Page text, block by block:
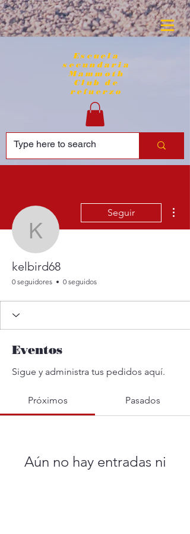
Escuela
secundaria
Mammoth
Club de
refuerzo
kelbird68
Seguir
kelbird68
0 seguidores 0 seguidos
Eventos
Sigue y administra tus pedidos aquí.
Próximos Pasados
Aún no hay entradas ni